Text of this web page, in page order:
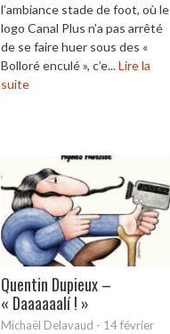
l’ambiance stade de foot, où le
logo Canal Plus n’a pas arrêté
de se faire huer sous des «
Bolloré enculé », c’e...Lire la
suite
Quentin Dupieux –
« Daaaaaalí ! »
Michaël Delavaud - 14 février